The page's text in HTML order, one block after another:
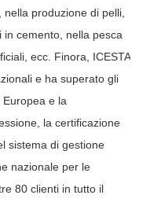
produzione di pelli,
in cemento, nella pesca
ecc. Finora, ICESTA
e ha superato gli
e la
la certificazione
sistema di gestione
nazionale per le
80 clienti in tutto il